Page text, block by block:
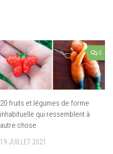
0
20 fruits et légumes de forme
inhabituelle qui ressemblent à
autre chose
19 JUILLET 2021